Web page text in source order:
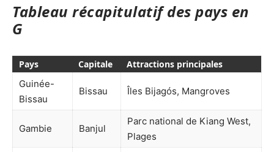
Tableau récapitulatif des pays en
G
Pays Capitale
Attractions principales
Guinée-
Bissau
Bissau Îles Bijagós, Mangroves
Gambie Banjul
Parc national de Kiang West,
Plages